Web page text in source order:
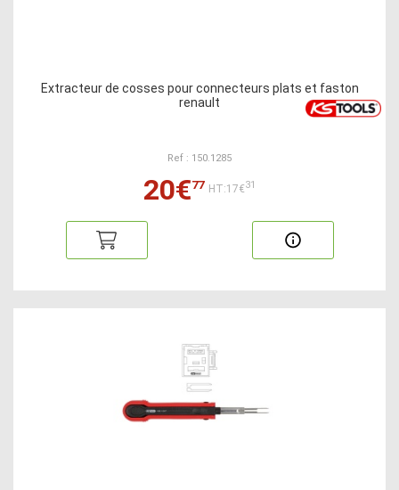
Extracteur de cosses pour connecteurs plats et faston
renault
Ref : 150.1285
20€77 HT:17€31